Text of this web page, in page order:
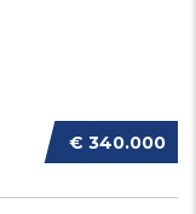
€ 340.000